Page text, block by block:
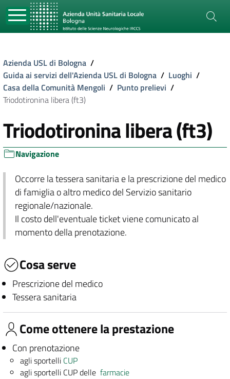
Azienda USL di Bologna /
Guida ai servizi dell'Azienda USL di Bologna / Luoghi /
Casa della Comunità Mengoli / Punto prelievi /
Triodotironina libera (ft3)
Triodotironina libera (ft3)
Navigazione
Occorre la tessera sanitaria e la prescrizione del medico
di famiglia o altro medico del Servizio sanitario
regionale/nazionale.
Il costo dell'eventuale ticket viene comunicato al
momento della prenotazione.
Cosa serve
Prescrizione del medico
Tessera sanitaria
Come ottenere la prestazione
Con prenotazione
agli sportelli CUP
agli sportelli CUP dellefarmacie